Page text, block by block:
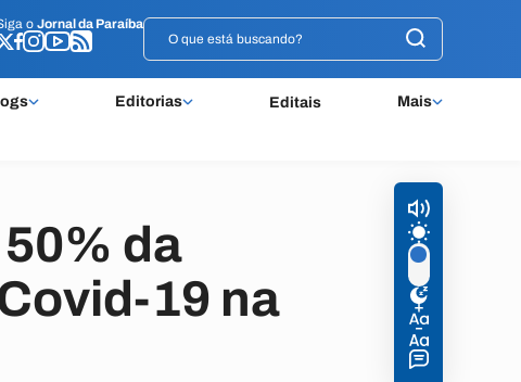
o Jornal da Paraíba
Editorias Editais Mais
o Jornal da Paraíba
da
19 na